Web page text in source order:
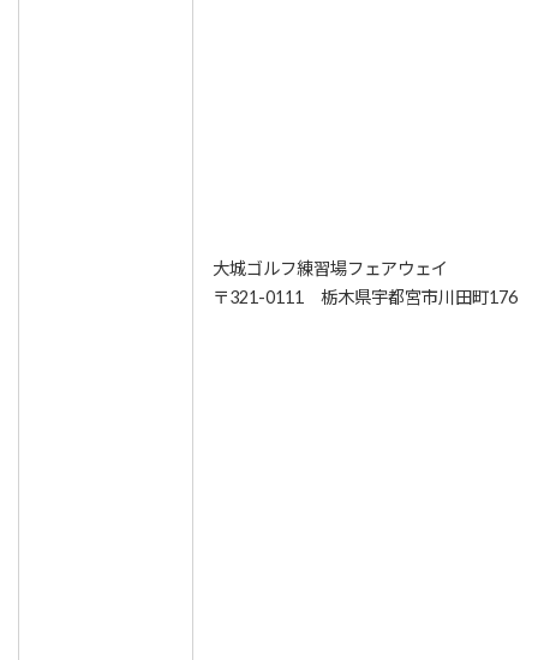
大城ゴルフ練習場フェアウェイ
〒321-0111 栃木県宇都宮市川田町176